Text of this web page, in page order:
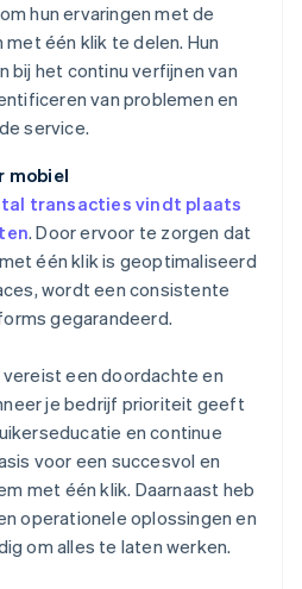
hun ervaringen met de
één klik te delen. Hun
bij het continu verfijnen van
van problemen en
service.
mobiel
transacties vindt plaats
. Door ervoor te zorgen dat
één klik is geoptimaliseerd
wordt een consistente
gegarandeerd.
een doordachte en
je bedrijf prioriteit geeft
en continue
voor een succesvol en
met één klik. Daarnaast heb
operationele oplossingen en
om alles te laten werken.